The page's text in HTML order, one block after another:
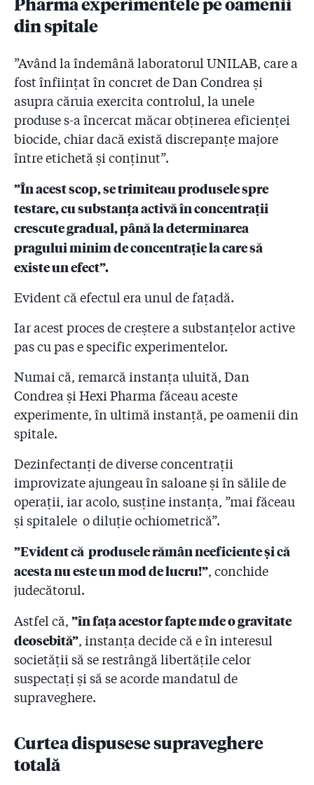
din spitale
”Având la îndemână laboratorul UNILAB, care a
fost înființat în concret de Dan Condrea și
asupra căruia exercita controlul, la unele
produse s-a încercat măcar obținerea eficienței
biocide, chiar dacă există discrepanțe majore
între etichetă și conținut”.
”În acest scop, se trimiteau produsele spre
testare, cu substanța activă în concentrații
crescute gradual, până la determinarea
pragului minim de concentrație la care să
existe un efect”.
Evident că efectul era unul de fațadă.
Iar acest proces de creștere a substanțelor active
pas cu pas e specific experimentelor.
Numai că, remarcă instanța uluită, Dan
Condrea și Hexi Pharma făceau aceste
experimente, în ultimă instanță, pe oamenii din
spitale.
Dezinfectanți de diverse concentrații
improvizate ajungeau în saloane și în sălile de
operații, iar acolo, susține instanța, ”mai făceau
și spitalele o diluție ochiometrică”.
”Evident că produsele rămân neeficiente și că
acesta nu este un mod de lucru!”, conchide
judecătorul.
Astfel că, ”în fața acestor fapte mde o gravitate
deosebită”, instanța decide că e în interesul
societății să se restrângă libertățile celor
suspectați și să se acorde mandatul de
supraveghere.
Curtea dispusese supraveghere
totală